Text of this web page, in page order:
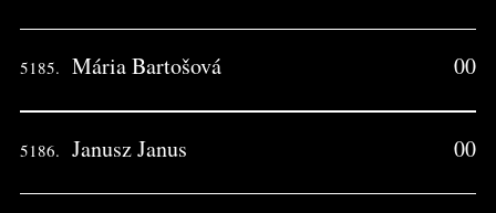
5185. Mária Bartošová 00
5186. Janusz Janus 00